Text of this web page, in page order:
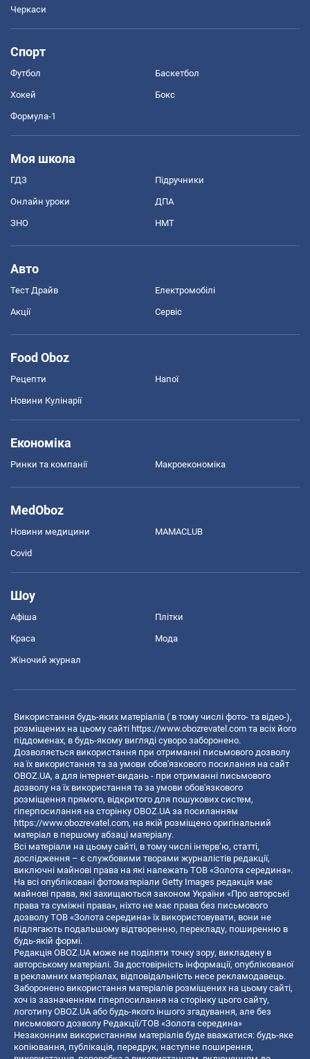
Черкаси
Спорт
Футбол Баскетбол
Хокей Бокс
Формула-1
Моя школа
ГДЗ Підручники
Онлайн уроки ДПА
ЗНО НМТ
Авто
Тест Драйв Електромобілі
Акції Сервіс
Food Oboz
Рецепти Напої
Новини Кулінарії
Економіка
Ринки та компанії Макроекономіка
MedOboz
Новини медицини MAMACLUB
Covid
Шоу
Афіша Плітки
Краса Мода
Жіночий журнал
Використання будь-яких матеріалів ( в тому числі фото- та відео-),
розміщених на цьому сайті https://www.obozrevatel.com та всіх його
піддоменах, в будь-якому вигляді суворо заборонено.
Дозволяється використання при отриманні письмового дозволу
на їх використання та за умови обов'язкового посилання на сайт
OBOZ.UA, а для інтернет-видань - при отриманні письмового
дозволу на їх використання та за умови обов'язкового
розміщення прямого, відкритого для пошукових систем,
гіперпосилання на сторінку OBOZ.UA за посиланням
https://www.obozrevatel.com, на якій розміщено оригінальний
матеріал в першому абзаці матеріалу.
Всі матеріали на цьому сайті, в тому числі інтерв’ю, статті,
дослідження – є службовими творами журналістів редакції,
виключні майнові права на які належать ТОВ «Золота середина».
На всі опубліковані фотоматеріали Getty Images редакція має
майнові права, які захищаються законом України «Про авторські
права та суміжні права», ніхто не має права без письмового
дозволу ТОВ «Золота середина» їх використовувати, вони не
підлягають подальшому відтворенню, перекладу, поширенню в
будь-якій формі.
Редакція OBOZ.UA може не поділяти точку зору, викладену в
авторському матеріалі. За достовірність інформації, опублікованої
в рекламних матеріалах, відповідальність несе рекламодавець.
Заборонено використання матеріалів розміщених на цьому сайті,
хоч із зазначенням гіперпосилання на сторінку цього сайту,
логотипу OBOZ.UA або будь-якого іншого згадування, але без
письмового дозволу Редакції/ТОВ «Золота середина»
Незаконним використанням матеріалів буде вважатися: будь-яке
копiювання, публiкацiя, передрук, наступне поширення,